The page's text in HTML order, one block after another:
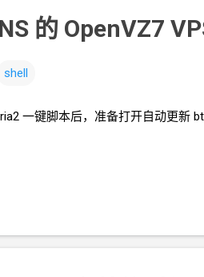
的 OpenVZ7
shell
一键脚本后，准备打开自动更新